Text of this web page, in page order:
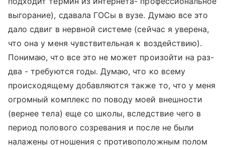
выгорание), сдавала ГОСы в вузе. Думаю все это
дало сдвиг в нервной системе (сейчас я уверена,
что она у меня чувствительная к воздействию).
Понимаю, что все это не может произойти на раз-
два - требуются годы. Думаю, что ко всему
происходящему добавляются также то, что у меня
огромный комплекс по поводу моей внешности
(вернее тела) еще со школы, вследствие чего в
период полового созревания и после не были
налажены отношения с противоположным полом